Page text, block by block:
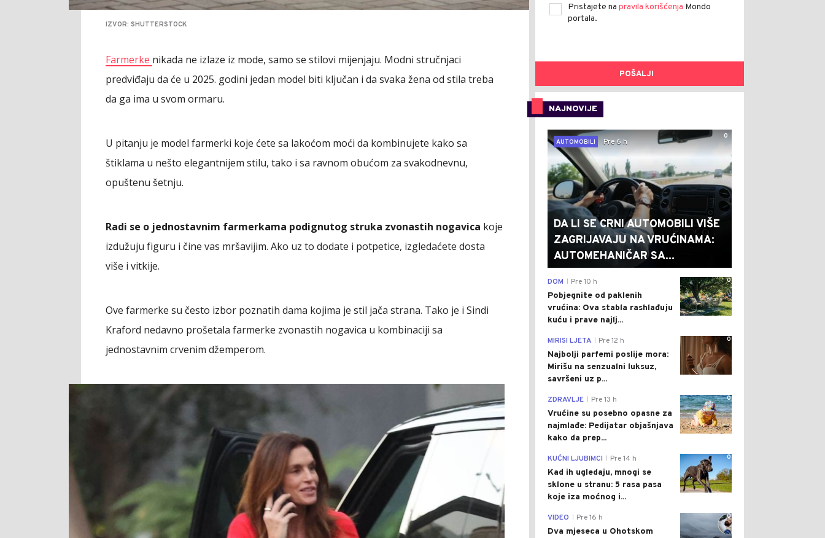
IZVOR: SHUTTERSTOCK
Farmerke nikada ne izlaze iz mode, samo se stilovi mijenjaju. Modni stručnjaci
predviđaju da će u 2025. godini jedan model biti ključan i da svaka žena od stila treba
da ga ima u svom ormaru.
U pitanju je model farmerki koje ćete sa lakoćom moći da kombinujete kako sa
štiklama u nešto elegantnijem stilu, tako i sa ravnom obućom za svakodnevnu,
opuštenu šetnju.
Radi se o jednostavnim farmerkama podignutog struka zvonastih nogavica koje
izdužuju figuru i čine vas mršavijim. Ako uz to dodate i potpetice, izgledaćete dosta
više i vitkije.
Ove farmerke su često izbor poznatih dama kojima je stil jača strana. Tako je i Sindi
Kraford nedavno prošetala farmerke zvonastih nogavica u kombinaciji sa
jednostavnim crvenim džemperom.
Pristajete na pravila korišćenja Mondo
portala.
POŠALJI
NAJNOVIJE
0
AUTOMOBILI
Pre 6 h
DA LI SE CRNI AUTOMOBILI VIŠE
ZAGRIJAVAJU NA VRUĆINAMA:
AUTOMEHANIČAR SA...
0
DOM Pre 10 h
Pobjegnite od paklenih
vrućina: Ova stabla rashlađuju
kuću i prave najlj...
0
MIRISI LJETA Pre 12 h
Najbolji parfemi poslije mora:
Mirišu na senzualni luksuz,
savršeni uz p...
0
ZDRAVLJE Pre 13 h
Vrućine su posebno opasne za
najmlađe: Pedijatar objašnjava
kako da prep...
0
KUĆNI LJUBIMCI Pre 14 h
Kad ih ugledaju, mnogi se
sklone u stranu: 5 rasa pasa
koje iza moćnog i...
0
VIDEO Pre 16 h
Dva mjeseca u Ohotskom